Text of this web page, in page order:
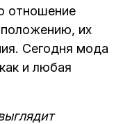
отношение
их
Сегодня мода
и любая